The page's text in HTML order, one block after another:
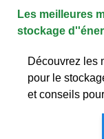
Les meilleures
stockage
Découvrez les
pour le
et conseils